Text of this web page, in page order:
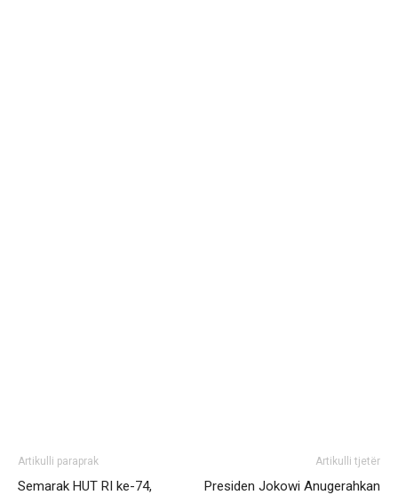
Artikulli paraprak
Semarak HUT RI ke-74,
Artikulli tjetër
Presiden Jokowi Anugerahkan